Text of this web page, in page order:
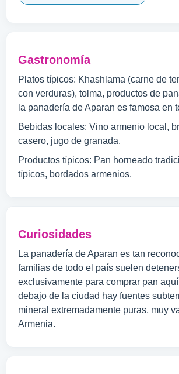
Gastronomía
Platos típicos: Khashlama (carne de
con verduras), tolma, productos de
la panadería de Aparan es famosa en
Bebidas locales: Vino armenio local,
casero, jugo de granada.
Productos típicos: Pan horneado
típicos, bordados armenios.
Curiosidades
La panadería de Aparan es tan
familias de todo el país suelen
exclusivamente para comprar pan
debajo de la ciudad hay fuentes
mineral extremadamente puras, muy
Armenia.